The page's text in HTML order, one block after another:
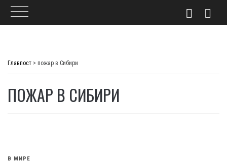
Главпост > пожар в Сибири
ПОЖАР В СИБИРИ
В МИРЕ